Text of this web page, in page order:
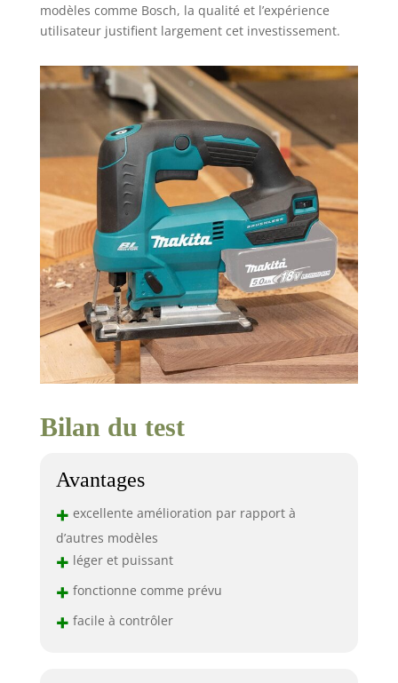
modèles comme Bosch, la qualité et l’expérience
utilisateur justifient largement cet investissement.
Bilan du test
Avantages
+ excellente amélioration par rapport à
d’autres modèles
+ léger et puissant
+ fonctionne comme prévu
+ facile à contrôler